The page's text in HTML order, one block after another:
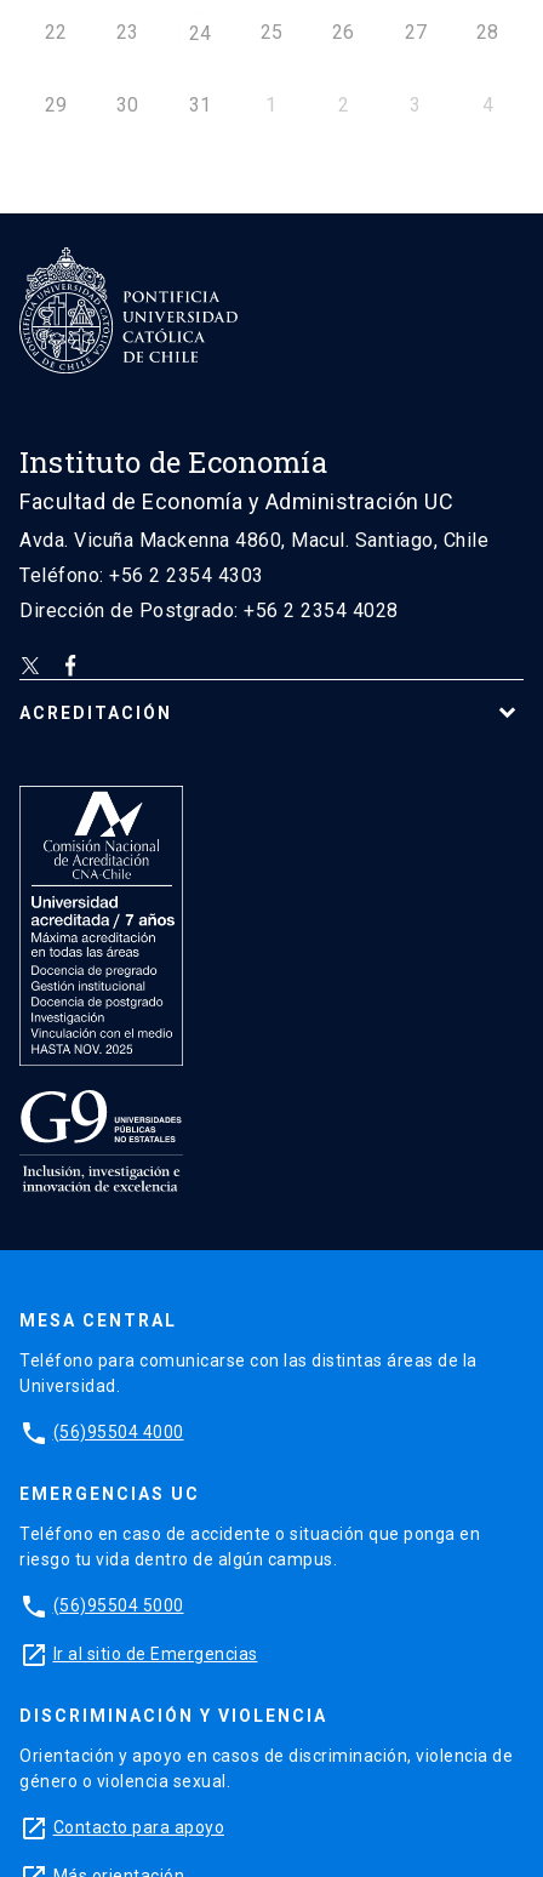
22 23 24 25 26 27 28
29 30 31 1 2 3 4
Instituto de Economía
Facultad de Economía y Administración UC
Avda. Vicuña Mackenna 4860, Macul. Santiago, Chile
Teléfono: +56 2 2354 4303
Dirección de Postgrado: +56 2 2354 4028
ACREDITACIÓN
MESA CENTRAL
Teléfono para comunicarse con las distintas áreas de la
Universidad.
phone (56)95504 4000
EMERGENCIAS UC
Teléfono en caso de accidente o situación que ponga en
riesgo tu vida dentro de algún campus.
phone (56)95504 5000
launch Ir al sitio de Emergencias
DISCRIMINACIÓN Y VIOLENCIA
Orientación y apoyo en casos de discriminación, violencia de
género o violencia sexual.
launch Contacto para apoyo